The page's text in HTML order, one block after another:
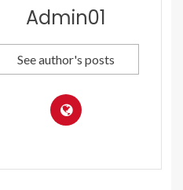
Admin01
See author's posts